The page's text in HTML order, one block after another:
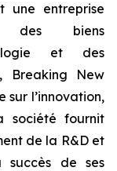
une entreprise
des biens
et des
Breaking New
sur l’innovation,
société fournit
de la R&D et
succès de ses